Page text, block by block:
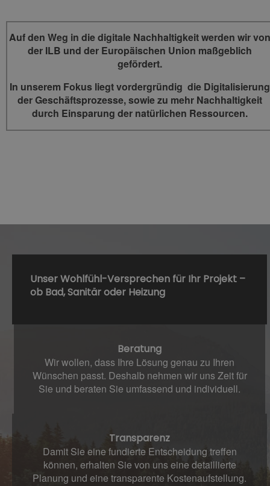
Auf den Weg in die digitale Nachhaltigkeit werden wir von
der ILB und der Europäischen Union maßgeblich
gefördert.
In unserem Fokus liegt vordergründig die Digitalisierung
der Geschäftsprozesse, sowie zu mehr Nachhaltigkeit
durch Einsparung der natürlichen Ressourcen.
Unser Wohlfühl-Versprechen für Ihr Projekt ­­­­–
ob Bad, Sanitär oder Heizung
Beratung
Wir wollen, dass Ihre Lösung genau zu Ihren
Wünschen passt. Deshalb nehmen wir uns Zeit für
Sie und beraten Sie umfassend und individuell.
Transparenz
Damit Sie eine fundierte Entscheidung treffen
können, erhalten Sie von uns eine detaillierte
Planung und eine transparente Kostenaufstellung.